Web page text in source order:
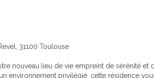
31100 Toulouse
nouveau lieu de vie empreint de sérénité
environnement privilégié, cette résidence